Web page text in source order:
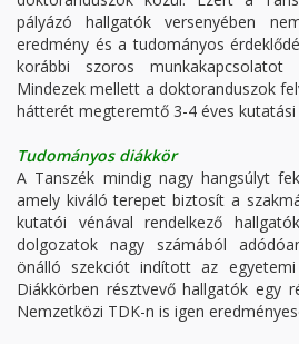
pályázó hallgatók versenyében
eredmény és a tudományos
korábbi szoros munkakapcsolatot
Mindezek mellett a doktoranduszok
hátterét megteremtő 3-4 éves
Tudományos diákkör
A Tanszék mindig nagy hangsúlyt
amely kiváló terepet biztosít a
kutatói vénával rendelkező
dolgozatok nagy számából
önálló szekciót indított az
Diákkörben résztvevő hallgatók egy
Nemzetközi TDK-n is igen